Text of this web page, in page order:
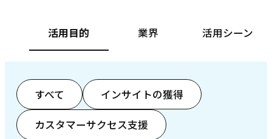
活用目的 業界 活用シーン
すべて インサイトの獲得
カスタマーサクセス支援